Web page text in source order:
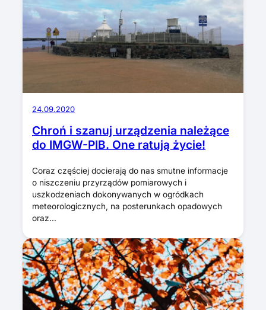
24.09.2020
Chroń i szanuj urządzenia należące
do IMGW-PIB. One ratują życie!
Coraz częściej docierają do nas smutne informacje
o niszczeniu przyrządów pomiarowych i
uszkodzeniach dokonywanych w ogródkach
meteorologicznych, na posterunkach opadowych
oraz…